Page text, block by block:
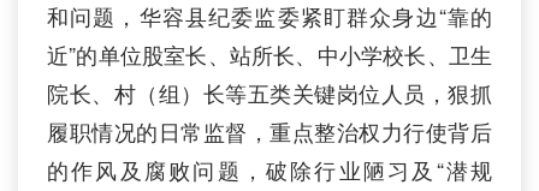
和问题，华容县纪委监委紧盯群众身边“靠的
近”的单位股室长、站所长、中小学校长、卫生
院长、村（组）长等五类关键岗位人员，狠抓
履职情况的日常监督，重点整治权力行使背后
的作风及腐败问题，破除行业陋习及“潜规